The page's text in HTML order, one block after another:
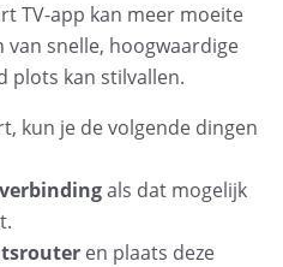
TV-app kan meer moeite
snelle, hoogwaardige
plots kan stilvallen.
kun je de volgende dingen
als dat mogelijk
en plaats deze